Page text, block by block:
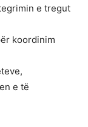
e tregut
koordinim
e të